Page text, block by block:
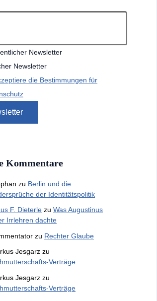
Newsletter
Newsletter
die Bestimmungen für
Kommentare
zu Berlin und die
der Identitätspolitik
F. Dieterle zu Was Augustinus
Irrlehren dachte
zu Rechter Glaube
Jesgarz zu
Verträge
Jesgarz zu
Verträge